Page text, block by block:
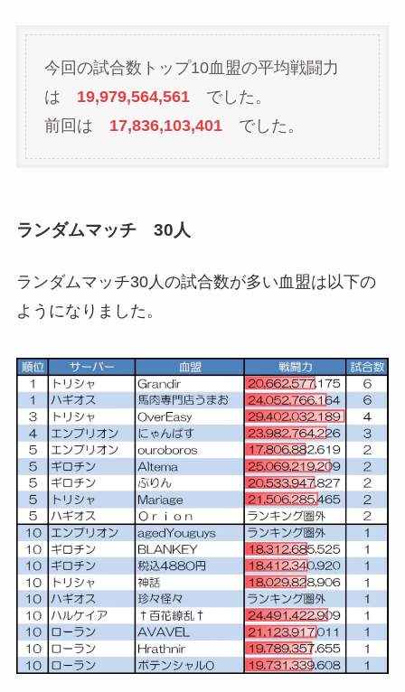
今回の試合数トップ10血盟の平均戦闘力
は 19,979,564,561でした。
前回は 17,836,103,401でした。
ランダムマッチ 30人
ランダムマッチ30人の試合数が多い血盟は以下の
ようになりました。